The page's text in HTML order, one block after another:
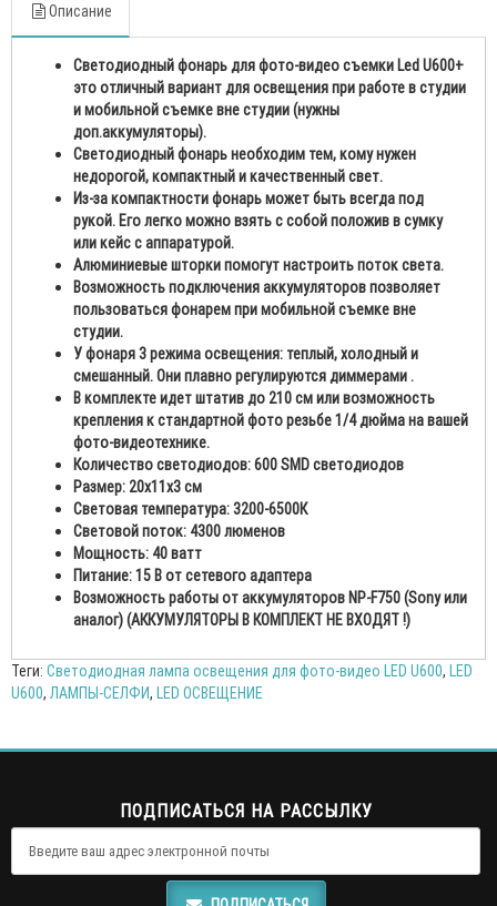
Описание
Светодиодный фонарь для фото-видео съемки Led U600+
это отличный вариант для освещения при работе в студии
и мобильной съемке вне студии (нужны
доп.аккумуляторы).
Светодиодный фонарь необходим тем, кому нужен
недорогой, компактный и качественный свет.
Из-за компактности фонарь может быть всегда под
рукой. Его легко можно взять с собой положив в сумку
или кейс с аппаратурой.
Алюминиевые шторки помогут настроить поток света.
Возможность подключения аккумуляторов позволяет
пользоваться фонарем при мобильной съемке вне
студии.
У фонаря 3 режима освещения: теплый, холодный и
смешанный. Они плавно регулируются диммерами .
В комплекте идет штатив до 210 см или возможность
крепления к стандартной фото резьбе 1/4 дюйма на вашей
фото-видеотехнике.
Количество светодиодов: 600 SMD светодиодов
Размер: 20х11х3 см
Световая температура: 3200-6500К
Световой поток: 4300 люменов
Мощность: 40 ватт
Питание: 15 В от сетевого адаптера
Возможность работы от аккумуляторов NP-F750 (Sony или
аналог) (АККУМУЛЯТОРЫ В КОМПЛЕКТ НЕ ВХОДЯТ !)
Теги: Светодиодная лампа освещения для фото-видео LED U600, LED
U600, ЛАМПЫ-СЕЛФИ, LED ОСВЕЩЕНИЕ
ПОДПИСАТЬСЯ НА РАССЫЛКУ